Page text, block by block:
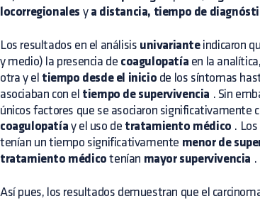
locorregionales y a distancia, tiempo de
Los resultados en el análisis univarianteindicaron
y medio) la presencia de coagulopatía en la
otra y el tiempo desde el inicio de los síntomas
asociaban con el tiempo de supervivencia . Sin
únicos factores que se asociaron significativamente
coagulopatía y el uso de tratamiento médico .
tenían un tiempo significativamente menor de
tratamiento médico tenían mayor supervivencia .
Así pues, los resultados demuestran que el